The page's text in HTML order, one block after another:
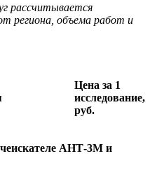
рассчитывается
региона, объема работ и
Цена за 1
исследование,
руб.
АНТ-3М и